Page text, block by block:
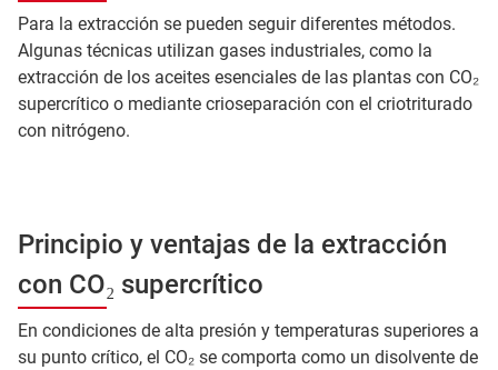
Para la extracción se pueden seguir diferentes métodos.
Algunas técnicas utilizan gases industriales, como la
extracción de los aceites esenciales de las plantas con CO₂
supercrítico o mediante crioseparación con el criotriturado
con nitrógeno.
Principio y ventajas de la extracción
con CO₂ supercrítico
En condiciones de alta presión y temperaturas superiores a
su punto crítico, el CO₂ se comporta como un disolvente de